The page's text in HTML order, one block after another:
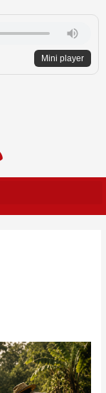
Mini player